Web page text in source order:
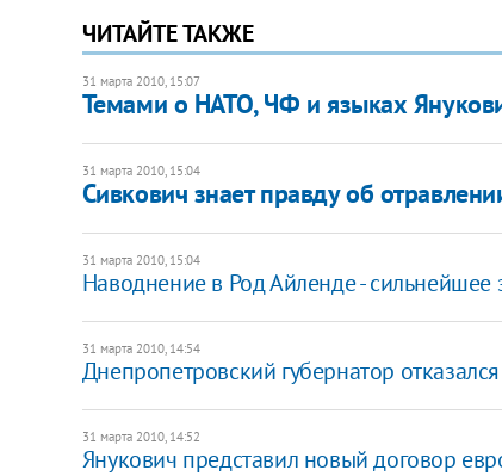
ЧИТАЙТЕ ТАКЖЕ
31 марта 2010, 15:07
Темами о НАТО, ЧФ и языках
31 марта 2010, 15:04
Сивкович знает правду об
31 марта 2010, 15:04
Наводнение в Род Айленде - сильнейшее
31 марта 2010, 14:54
Днепропетровский губернатор
31 марта 2010, 14:52
Янукович представил новый договор